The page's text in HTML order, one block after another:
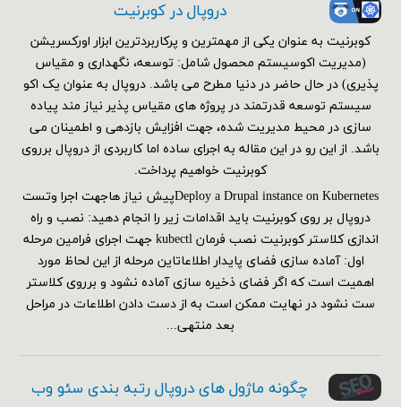
دروپال در کوبرنیت
کوبرنیت به عنوان یکی از مهمترین و پرکاربردترین ابزار اورکسریشن
(مدیریت اکوسیستم محصول شامل: توسعه، نگهداری و مقیاس
پذیری) در حال حاضر در دنیا مطرح می باشد. دروپال به عنوان یک اکو
سیستم توسعه قدرتمند در پروژه های مقیاس پذیر نیاز مند پیاده
سازی در محیط مدیریت شده، جهت افزایش بازدهی و اطمینان می
باشد. از این رو در این مقاله به اجرای ساده اما کاربردی از دروپال برروی
کوبرنیت خواهیم پرداخت.
Deploy a Drupal instance on Kubernetesپیش نیاز هاجهت اجرا وتست
دروپال بر روی کوبرنیت باید اقدامات زیر را انجام دهید: نصب و راه
اندازی کلاستر کوبرنیت نصب فرمان kubectl جهت اجرای فرامین مرحله
اول: آماده سازی فضای پایدار اطلاعاتاین مرحله از این لحاظ مورد
اهمیت است که اگر فضای ذخیره سازی آماده نشود و برروی کلاستر
ست نشود در نهایت ممکن است به از دست دادن اطلاعات در مراحل
بعد منتهی...
چگونه ماژول های دروپال رتبه بندی سئو وب